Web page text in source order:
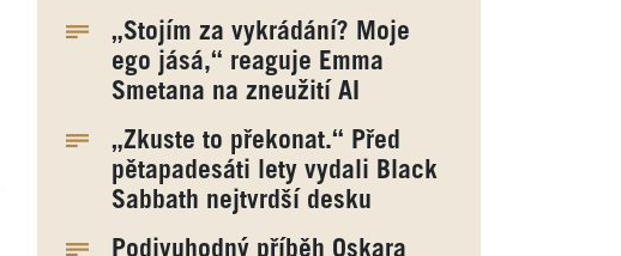
„Stojím za vykrádání? Moje
ego jásá,“ reaguje Emma
Smetana na zneužití AI
„Zkuste to překonat.“ Před
pětapadesáti lety vydali Black
Sabbath nejtvrdší desku
Podivuhodný příběh Oskara